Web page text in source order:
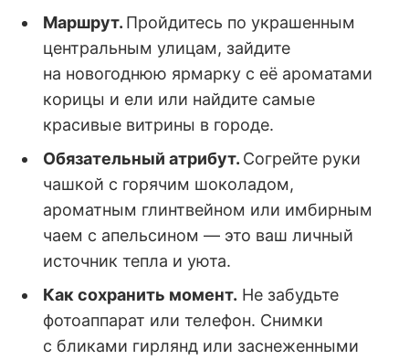
Маршрут. Пройдитесь по украшенным
центральным улицам, зайдите
на новогоднюю ярмарку с её ароматами
корицы и ели или найдите самые
красивые витрины в городе.
Обязательный атрибут. Согрейте руки
чашкой с горячим шоколадом,
ароматным глинтвейном или имбирным
чаем с апельсином — это ваш личный
источник тепла и уюта.
Как сохранить момент. Не забудьте
фотоаппарат или телефон. Снимки
с бликами гирлянд или заснеженными